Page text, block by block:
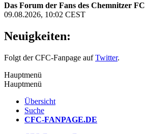
Das Forum der Fans des Chemnitzer FC
09.08.2026, 10:02 CEST
Neuigkeiten:
Folgt der CFC-Fanpage aufTwitter.
Hauptmenü
Hauptmenü
Übersicht
Suche
CFC-FANPAGE.DE